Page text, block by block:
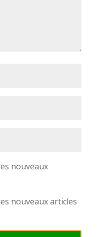
nouveaux
nouveaux articles